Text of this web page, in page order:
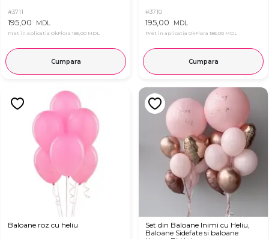
#3711
195,00 MDL
Pret in aplicatia OkFlora 185,00 MDL
Cumpara
#3710
195,00 MDL
Pret in aplicatia OkFlora 185,00 MDL
Cumpara
Baloane roz cu heliu
Set din Baloane Inimi cu Heliu,
Baloane Sidefate si baloane